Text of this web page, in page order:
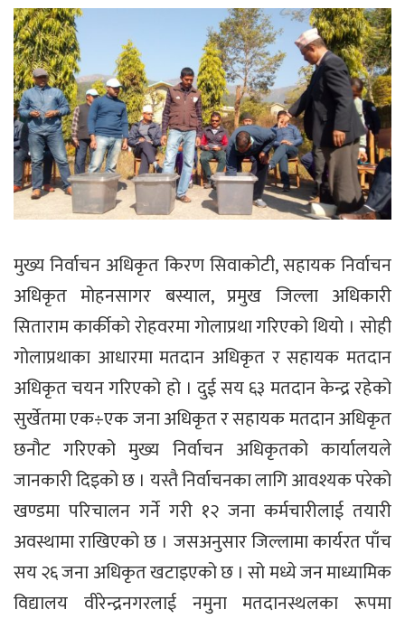
मुख्य निर्वाचन अधिकृत किरण सिवाकोटी, सहायक निर्वाचन
अधिकृत मोहनसागर बस्याल, प्रमुख जिल्ला अधिकारी
सिताराम कार्कीको रोहवरमा गोलाप्रथा गरिएको थियो । सोही
गोलाप्रथाका आधारमा मतदान अधिकृत र सहायक मतदान
अधिकृत चयन गरिएको हो । दुई सय ६३ मतदान केन्द्र रहेको
सुर्खेतमा एक÷एक जना अधिकृत र सहायक मतदान अधिकृत
छनौट गरिएको मुख्य निर्वाचन अधिकृतको कार्यालयले
जानकारी दिइको छ । यस्तै निर्वाचनका लागि आवश्यक परेको
खण्डमा परिचालन गर्ने गरी १२ जना कर्मचारीलाई तयारी
अवस्थामा राखिएको छ । जसअनुसार जिल्लामा कार्यरत पाँच
सय २६ जना अधिकृत खटाइएको छ । सो मध्ये जन माध्यामिक
विद्यालय वीरेन्द्रनगरलाई नमुना मतदानस्थलका रूपमा